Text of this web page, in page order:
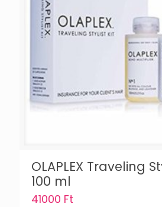
OLAPLEX Traveling
100 ml
41000 Ft